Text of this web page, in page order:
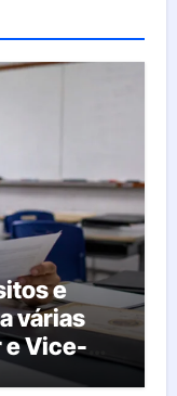
e
várias
e Vice-